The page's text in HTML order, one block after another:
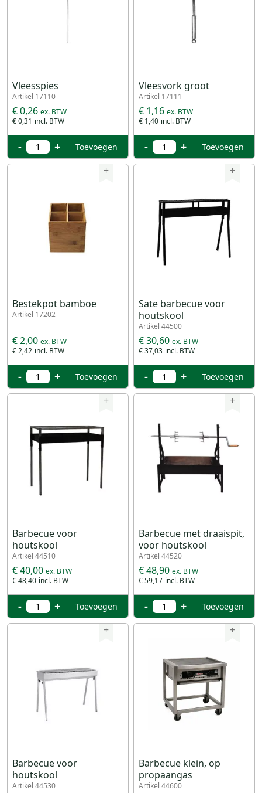
Vleesspies
Artikel 17110
€ 0,31
€ 0,26
- + Toevoegen
Vleesvork groot
Artikel 17111
€ 1,40
€ 1,16
- + Toevoegen
+
Bestekpot bamboe
Artikel 17202
€ 2,42
€ 2,00
- + Toevoegen
+
Sate barbecue voor
houtskool
Artikel 44500
€ 37,03
€ 30,60
- + Toevoegen
+
Barbecue voor
houtskool
Artikel 44510
€ 48,40
€ 40,00
- + Toevoegen
+
Barbecue met draaispit,
voor houtskool
Artikel 44520
€ 59,17
€ 48,90
- + Toevoegen
+
Barbecue voor
houtskool
Artikel 44530
+
Barbecue klein, op
propaangas
Artikel 44600